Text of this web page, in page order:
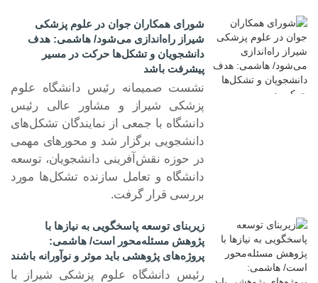
شورای همکاران جوان در علوم پزشکی
شیراز راه‌اندازی می‌شود/ هاشمی: هدف
دانشجویان و تشکل‌ها حرکت در مسیر
پیشرفت باشد
نشست صمیمانه رئیس دانشگاه علوم
پزشکی شیراز و مشاور عالی رئیس
دانشگاه با جمعی از نمایندگان تشکل‌های
دانشجویی برگزار شد و محورهای مهمی
در حوزه نقش‌آفرینی دانشجویان، توسعه
دانشگاه و تعامل سازنده تشکل‌ها مورد
بررسی قرار گرفت.
زیربنای توسعه پاسخگویی به نیازها با
پژوهش مسئله‌محور است/ هاشمی:
پروژه‌های پژوهشی باید موثر و نوآورانه باشند
رئیس دانشگاه علوم پزشکی شیراز با